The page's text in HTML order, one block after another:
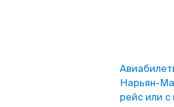
Нарьян-
рейс или